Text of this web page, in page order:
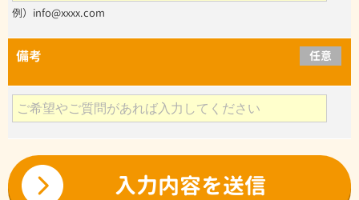
例）info@xxxx.com
備考 任意